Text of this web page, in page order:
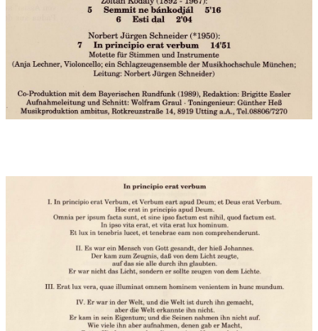
Schluss viel Beifall für die Singphoniker, für eine neue Farbe im
Münchner Vorweihnachtsprogramm.
(Karl-Robert Brachtel)
Pressebericht zum Tonträger:
Fono Forum (Mai 1993):
Auch die 1986... komponierte 'Motette' mit obligatem
'Rhythmus'-Cello und einem tibetanische Mysterien
beschwörenden Schlagzeug-Ensemble, hier unter der leitenden
Obhut des Komponisten aufgenommen, schöpft die
stilistischen Mittel der Gegenwart vom raunenden Textgeflüster
Ambitus, Amb 97876, Titel: Geistliche Musik für tiefe
Stimmen, 1999
Tonträger Interpreten:Die Singphoniker, Anja Lechner
(Violoncello), Schlagzeugensemble der Hochschule für Musik
Ltg. Enjott Schneider, aufgenommen im Studio I des
Bayerischen Rundfunks, Tonmeister: Wolfgang Graul